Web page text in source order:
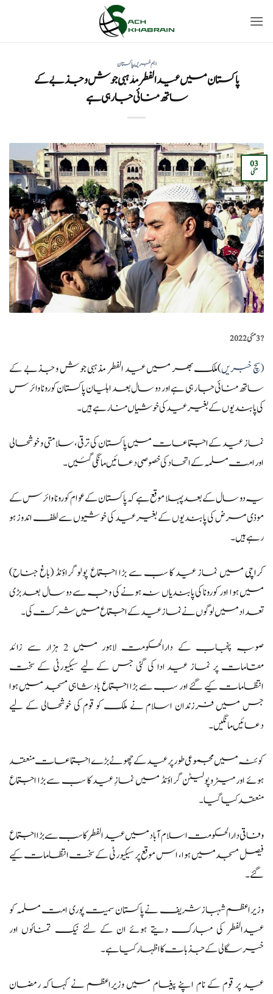
اہم خبریں,پاکستان
پاکستان میں عید الفطر مذہبی جوش و جذبے کے
ساتھ منائی جا رہی ہے
03
مئی
?️3 مئی 2022
(سچ خبریں)ملک بھر میں عید الفطر مذہبی جوش و جذبے کے
ساتھ منائی جا رہی ہے اور دو سال بعد اہلیان پاکستان کورونا وائرس
کی پابندیوں کے بغیر عید کی خوشیاں منا رہے ہیں۔
نماز عید کے اجتماعات میں پاکستان کی ترقی، سلامتی و خوشحالی
اور امت مسلمہ کے اتحاد کی خصوصی دعائیں مانگی گئیں۔
یہ دو سال کے بعد پہلا موقع ہے کہ پاکستان کے عوام کورونا وائرس کے
موذی مرض کی پابندیوں کے بغیر عید کی خوشیوں سے لطف اندوز ہو
رہے ہیں۔
کراچیمیں نماز عید کا سب سے بڑا اجتماع پولو گراؤنڈ (باغ جناح)
میں ہوا اور کورونا کی پابندیاں نہ ہونے کی وجہ سے دو سال بعد بڑی
تعداد میں لوگوں نے نماز عید کے اجتماع میں شرکت کی۔
صوبہ پنجاب کے دارالحکومت لاہور میں 2 ہزار سے زائد
مقامات پر نماز عید ادا کی گئی جس کے لیے سیکیورٹی کے سخت
انتظامات کیے گئے اور سب سے بڑا اجتماع بادشاہی مسجد میں ہوا
جس میں فرزندان اسلام نے ملک کو قوم کی خوشحالی کے لیے
دعائیں مانگیں۔
کوئٹہ میں مجموعی طور پر عید کے چھوٹے بڑے اجتماعات منعقد
ہوئے اور میٹروپولیٹن گراؤنڈ میں نمازِ عید کا سب سے بڑا اجتماع
منعقد کیا گیا۔
وفاقی دارالحکومت اسلام آباد میں عید الفطر کا سب سے بڑا اجتماع
فیصل مسجد میں ہوا، اس موقع پر سیکیورٹی کے سخت انتظامات کیے
گئے۔
وزیراعظم شہبازشریف نے پاکستان سمیت پوری امت مسلمہ کو
عیدالفطر کی مبارک دیتے ہوئے ان کے لئے نیک تمنائوں اور
خیرسگالی کے جذبات کا اظہار کیا ہے۔
عید پر قوم کے نام اپنے پیغام میں وزیراعظم نے کہاکہ رمضان